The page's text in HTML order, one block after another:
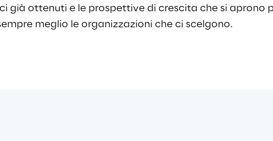
già ottenuti e le prospettive di crescita che si aprono
meglio le organizzazioni che ci scelgono.